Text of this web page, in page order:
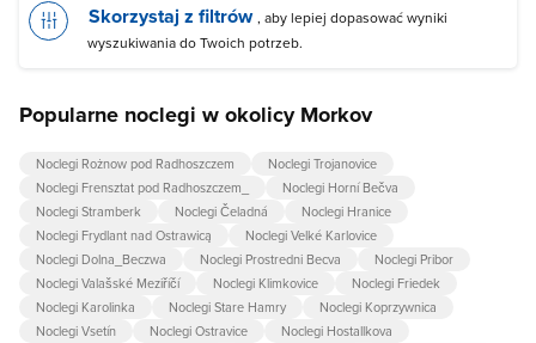
Skorzystaj z filtrów , aby lepiej dopasować wyniki
wyszukiwania do Twoich potrzeb.
Popularne noclegi w okolicy Morkov
Noclegi Rożnow pod Radhoszczem
Noclegi Trojanovice
Noclegi Frensztat pod Radhoszczem_
Noclegi Horní Bečva
Noclegi Stramberk
Noclegi Čeladná
Noclegi Hranice
Noclegi Frydlant nad Ostrawicą
Noclegi Velké Karlovice
Noclegi Dolna_Beczwa
Noclegi Prostredni Becva
Noclegi Pribor
Noclegi Valašské Meziříčí
Noclegi Klimkovice
Noclegi Friedek
Noclegi Karolinka
Noclegi Stare Hamry
Noclegi Koprzywnica
Noclegi Vsetín
Noclegi Ostravice
Noclegi Hostallkova